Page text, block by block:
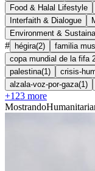
Food & Halal Lifestyle
Interfaith & Dialogue
Environment &
# hégira(2) familia
copa mundial de la fifa
palestina(1 ) crisis-
alzala-voz-por-gaza(1 )
+123 more
Mostrando